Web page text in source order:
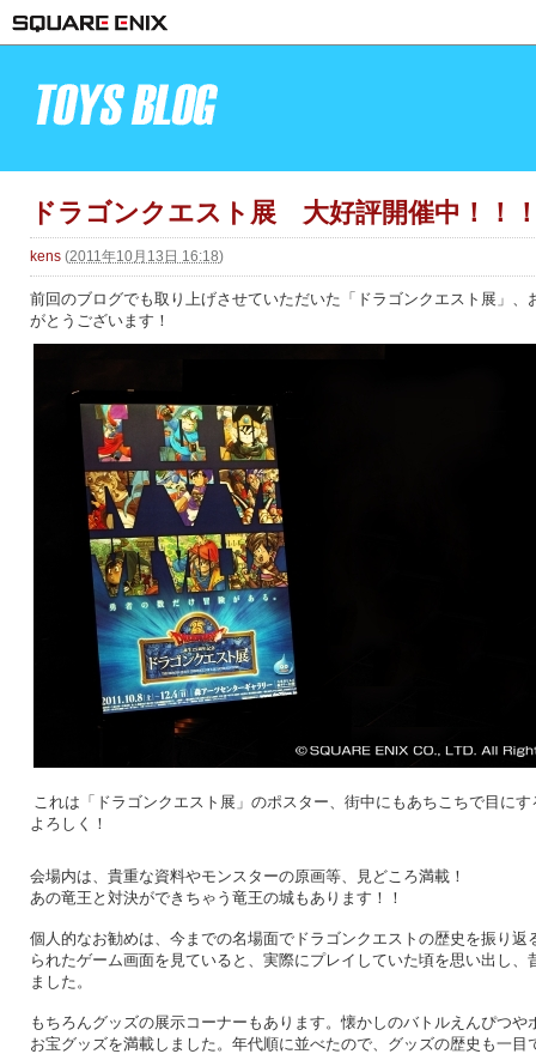
ドラゴンクエスト展 大好評開催中！！
kens (2011年10月13日 16:18)
前回のブログでも取り上げさせていただいた「ドラゴンクエスト展」、
がとうございます！
これは「ドラゴンクエスト展」のポスター、街中にもあちこちで目に
よろしく！
会場内は、貴重な資料やモンスターの原画等、見どころ満載！
あの竜王と対決ができちゃう竜王の城もあります！！
個人的なお勧めは、今までの名場面でドラゴンクエストの歴史を振り返
られたゲーム画面を見ていると、実際にプレイしていた頃を思い出し
ました。
もちろんグッズの展示コーナーもあります。懐かしのバトルえんぴつ
お宝グッズを満載しました。年代順に並べたので、グッズの歴史も一目